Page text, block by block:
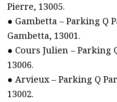
Pierre, 13005.
● Gambetta – Parking Q
Gambetta, 13001.
● Cours Julien – Parking
13006.
● Arvieux – Parking Q
13002.